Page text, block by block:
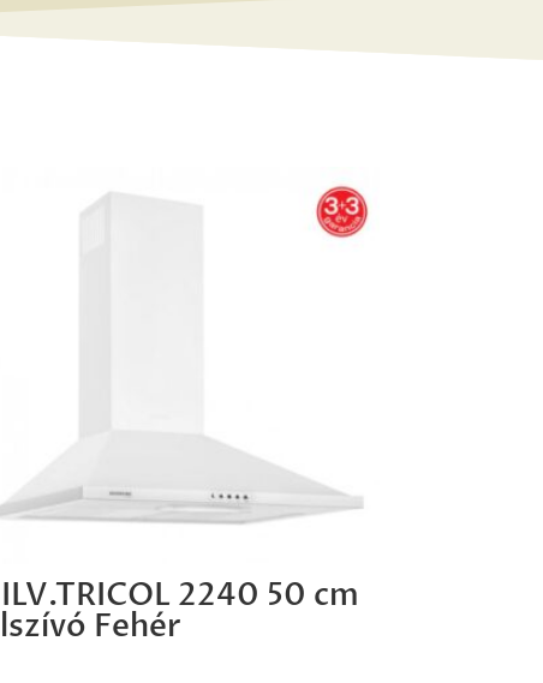
2240 50 cm
Fehér